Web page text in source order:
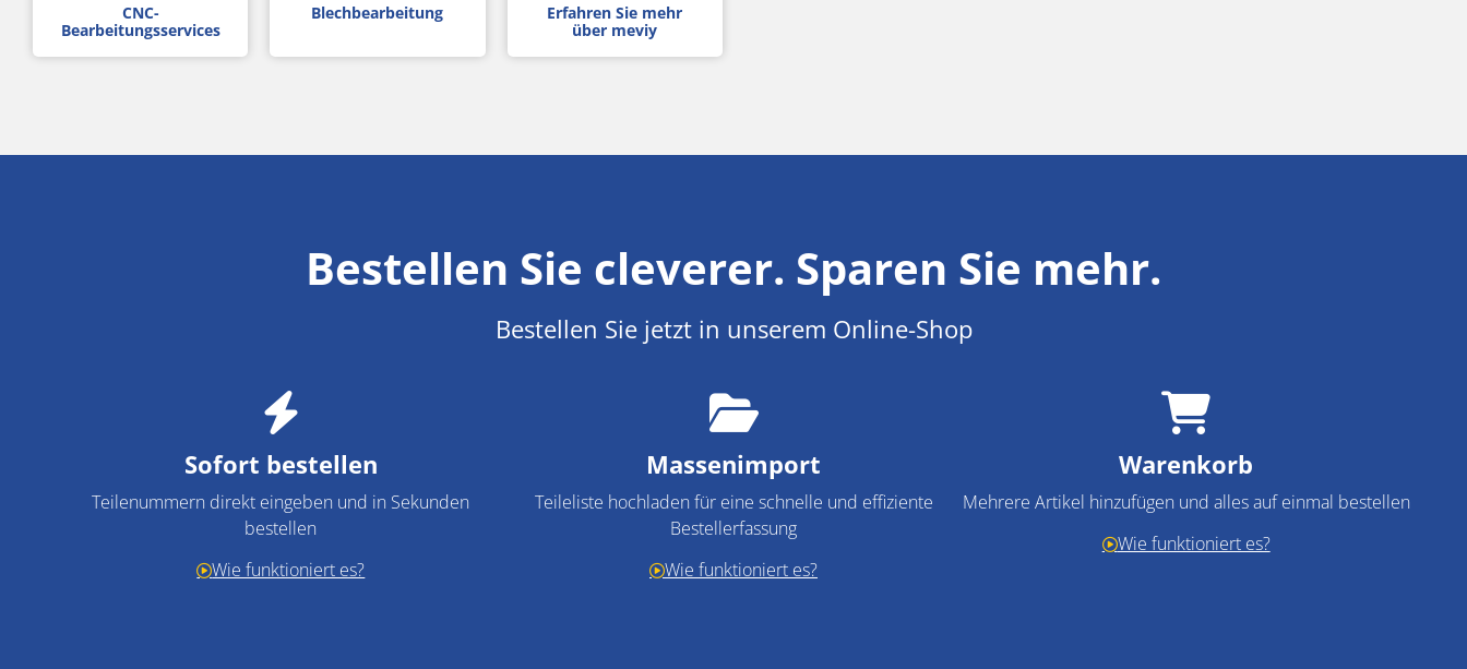
CNC-
Bearbeitungsservices
Blechbearbeitung
Erfahren Sie mehr
über meviy
Bestellen Sie cleverer. Sparen Sie mehr.
Bestellen Sie jetzt in unserem Online-Shop
Sofort bestellen
Teilenummern direkt eingeben und in Sekunden
bestellen
Wie funktioniert es?
Massenimport
Teileliste hochladen für eine schnelle und effiziente
Bestellerfassung
Wie funktioniert es?
Warenkorb
Mehrere Artikel hinzufügen und alles auf einmal bestellen
Wie funktioniert es?